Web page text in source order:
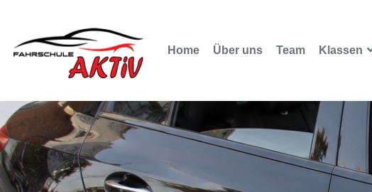
Home Über uns Team Klassen